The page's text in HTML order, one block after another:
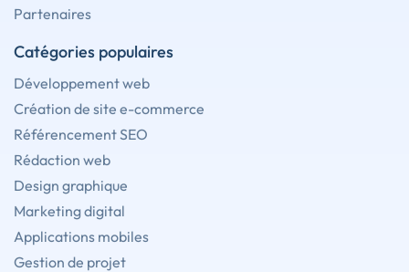
Partenaires
Catégories populaires
Développement web
Création de site e-commerce
Référencement SEO
Rédaction web
Design graphique
Marketing digital
Applications mobiles
Gestion de projet